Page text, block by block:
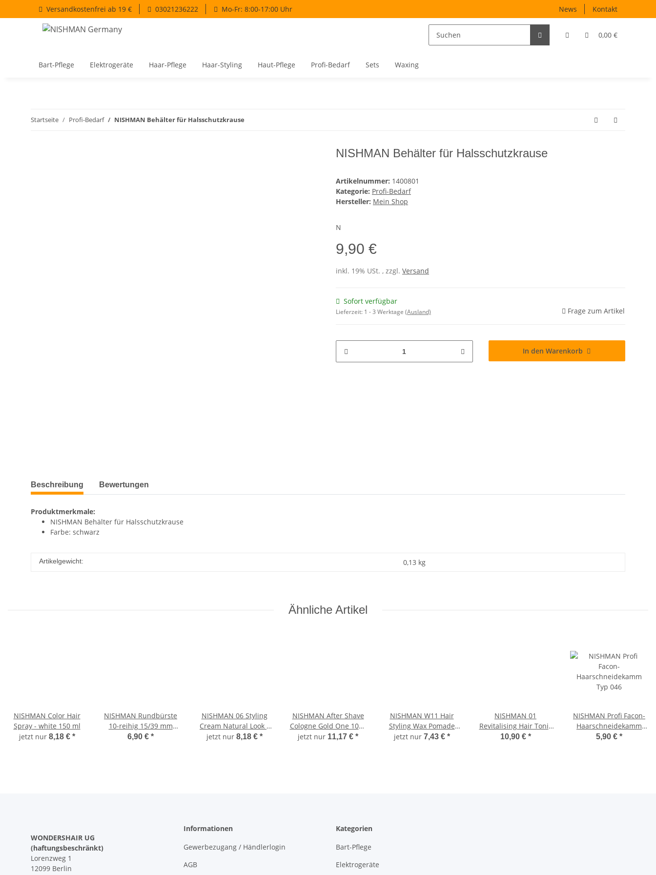
Versandkostenfrei ab 19 € 03021236222 Mo-Fr: 8:00-17:00 Uhr News Kontakt
0,00 €
Bart-Pflege Elektrogeräte Haar-Pflege Haar-Styling Haut-Pflege Profi-Bedarf Sets Waxing
Startseite Profi-Bedarf NISHMAN Behälter für Halsschutzkrause
NISHMAN Behälter für Halsschutzkrause
Artikelnummer: 1400801
Kategorie: Profi-Bedarf
Hersteller: Mein Shop
N
9,90 €
inkl. 19% USt. , zzgl. Versand
Sofort verfügbar
Lieferzeit: 1 - 3 Werktage (Ausland) Frage zum Artikel
In den Warenkorb
Beschreibung Bewertungen
Produktmerkmale:
NISHMAN Behälter für Halsschutzkrause
Farbe: schwarz
Artikelgewicht: 0,13 kg
Ähnliche Artikel
NISHMAN Color Hair
Spray - white 150 ml
jetzt nur 8,18 € *
NISHMAN Rundbürste
10-reihig 15/39 mm
Nylonborsten
6,90 € *
NISHMAN 06 Styling
Cream Natural Look -
weiß 150 ml XL
jetzt nur 8,18 € *
NISHMAN After Shave
Cologne Gold One 1000
ml
jetzt nur 11,17 € *
NISHMAN W11 Hair
Styling Wax Pomade
Sun Sense 100 ml
jetzt nur 7,43 € *
NISHMAN 01
Revitalising Hair Tonic
for Scalp 400 ml
10,90 € *
NISHMAN Profi Facon-
Haarschneidekamm
Typ 046
5,90 € *
WONDERSHAIR UG
(haftungsbeschränkt)
Lorenzweg 1
12099 Berlin
Informationen
Gewerbezugang / Händlerlogin
AGB
Kategorien
Bart-Pflege
Elektrogeräte